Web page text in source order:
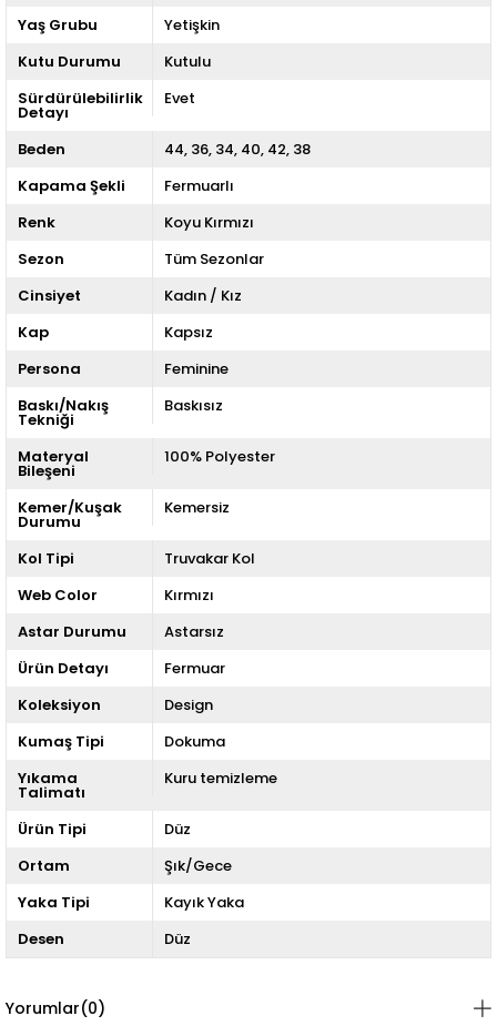
Yaş Grubu
Yetişkin
Kutu Durumu
Kutulu
Sürdürülebilirlik
Detayı
Evet
Beden 44 36 34 40 42 38
Kapama Şekli
Fermuarlı
Renk
Koyu Kırmızı
Sezon
Tüm Sezonlar
Cinsiyet
Kadın / Kız
Kap
Kapsız
Persona
Feminine
Baskı/Nakış
Tekniği
Baskısız
Materyal
Bileşeni
100% Polyester
Kemer/Kuşak
Durumu
Kemersiz
Kol Tipi
Truvakar Kol
Web Color
Kırmızı
Astar Durumu
Astarsız
Ürün Detayı
Fermuar
Koleksiyon
Design
Kumaş Tipi
Dokuma
Yıkama
Talimatı
Kuru temizleme
Ürün Tipi
Düz
Ortam
Şık/Gece
Yaka Tipi
Kayık Yaka
Desen
Düz
Yorumlar(0)